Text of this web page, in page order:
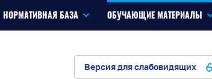
НОРМАТИВНАЯ БАЗА ОБУЧАЮЩИЕ МАТЕРИАЛЫ
Версия для слабовидящих